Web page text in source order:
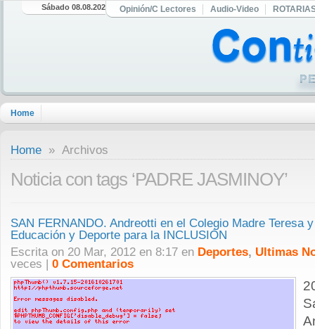
Sábado 08.08.2026 Opinión/C Lectores Audio-Video
Home
Home » Archivos
Noticia con tags ‘PADRE JASMINOY’
SAN FERNANDO. Andreotti en el Colegio Madre Teresa
Educación y Deporte para la INCLUSIÓN
Escrita on 20 Mar, 2012 en 8:17 en Deportes, Ultimas
veces | 0 Comentarios